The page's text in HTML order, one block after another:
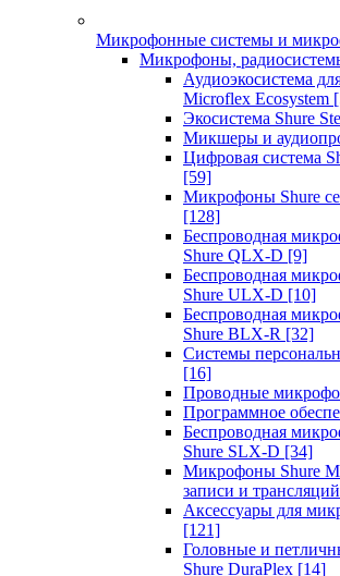
Микрофонные системы и
Микрофоны,
Аудиоэкосистема
Microflex Ecosystem
Экосистема Shure
Микшеры и
Цифровая система
[59]
Микрофоны Shure
[128]
Беспроводная
Shure QLX-D [9]
Беспроводная
Shure ULX-D [10]
Беспроводная
Shure BLX-R [32]
Системы
[16]
Проводные
Программное
Беспроводная
Shure SLX-D [34]
Микрофоны Shure
записи и трансляций
Аксессуары для
[121]
Головные и
Shure DuraPlex [14]